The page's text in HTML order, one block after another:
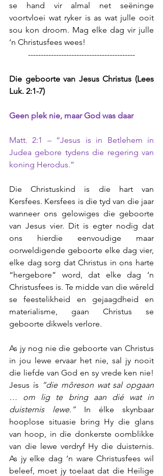
se hand vir almal net seëninge
voortvloei wat ryker is as wat julle ooit
sou kon droom. Mag elke dag vir julle
‘n Christusfees wees!
------------------------------------------
Die geboorte van Jesus Christus (Lees
Luk. 2:1-7)
Geen plek nie, maar God was daar
Matt. 2:1 – “Jesus is in Betlehem in
Judea gebore tydens die regering van
koning Herodus.”
Die Christuskind is die hart van
Kersfees. Kersfees is die tyd van die jaar
wanneer ons gelowiges die geboorte
van Jesus vier. Dit is egter nodig dat
ons hierdie eenvoudige maar
oorweldigende geboorte elke dag vier,
elke dag sorg dat Christus in ons harte
“hergebore” word, dat elke dag ‘n
Christusfees is. Te midde van die wêreld
se feestelikheid en gejaagdheid en
materialisme, gaan Christus se
geboorte dikwels verlore.
As jy nog nie die geboorte van Christus
in jou lewe ervaar het nie, sal jy nooit
die liefde van God en sy vrede ken nie!
Jesus ís “die môreson wat sal opgaan
… om lig te bring aan dié wat in
duisternis lewe.” In élke skynbaar
hooplose situasie bring Hy die glans
van hoop, in die donkerste oomblikke
van die lewe verdryf Hy die duisternis.
As jy elke dag ‘n ware Christusfees wil
beleef, moet jy toelaat dat die Heilige